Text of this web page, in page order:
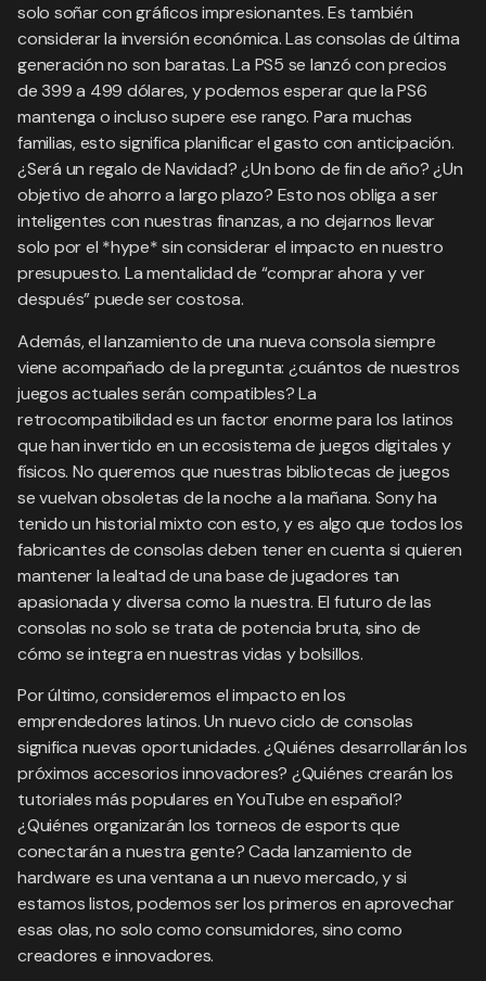
solo soñar con gráficos impresionantes. Es también
considerar la inversión económica. Las consolas de última
generación no son baratas. La PS5 se lanzó con precios
de 399 a 499 dólares, y podemos esperar que la PS6
mantenga o incluso supere ese rango. Para muchas
familias, esto significa planificar el gasto con anticipación.
¿Será un regalo de Navidad? ¿Un bono de fin de año? ¿Un
objetivo de ahorro a largo plazo? Esto nos obliga a ser
inteligentes con nuestras finanzas, a no dejarnos llevar
solo por el *hype* sin considerar el impacto en nuestro
presupuesto. La mentalidad de “comprar ahora y ver
después” puede ser costosa.
Además, el lanzamiento de una nueva consola siempre
viene acompañado de la pregunta: ¿cuántos de nuestros
juegos actuales serán compatibles? La
retrocompatibilidad es un factor enorme para los latinos
que han invertido en un ecosistema de juegos digitales y
físicos. No queremos que nuestras bibliotecas de juegos
se vuelvan obsoletas de la noche a la mañana. Sony ha
tenido un historial mixto con esto, y es algo que todos los
fabricantes de consolas deben tener en cuenta si quieren
mantener la lealtad de una base de jugadores tan
apasionada y diversa como la nuestra. El futuro de las
consolas no solo se trata de potencia bruta, sino de
cómo se integra en nuestras vidas y bolsillos.
Por último, consideremos el impacto en los
emprendedores latinos. Un nuevo ciclo de consolas
significa nuevas oportunidades. ¿Quiénes desarrollarán los
próximos accesorios innovadores? ¿Quiénes crearán los
tutoriales más populares en YouTube en español?
¿Quiénes organizarán los torneos de esports que
conectarán a nuestra gente? Cada lanzamiento de
hardware es una ventana a un nuevo mercado, y si
estamos listos, podemos ser los primeros en aprovechar
esas olas, no solo como consumidores, sino como
creadores e innovadores.